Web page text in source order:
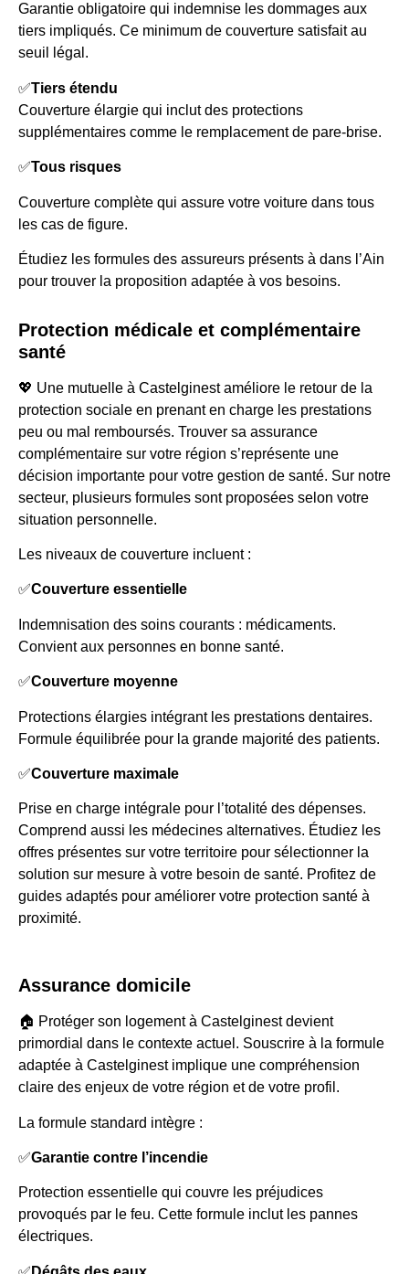
Garantie obligatoire qui indemnise les dommages aux
tiers impliqués. Ce minimum de couverture satisfait au
seuil légal.
✅Tiers étendu
Couverture élargie qui inclut des protections
supplémentaires comme le remplacement de pare-brise.
✅Tous risques
Couverture complète qui assure votre voiture dans tous
les cas de figure.
Étudiez les formules des assureurs présents à dans l’Ain
pour trouver la proposition adaptée à vos besoins.
Protection médicale et complémentaire
santé
💖 Une mutuelle à Castelginest améliore le retour de la
protection sociale en prenant en charge les prestations
peu ou mal remboursés. Trouver sa assurance
complémentaire sur votre région s’représente une
décision importante pour votre gestion de santé. Sur notre
secteur, plusieurs formules sont proposées selon votre
situation personnelle.
Les niveaux de couverture incluent :
✅Couverture essentielle
Indemnisation des soins courants : médicaments.
Convient aux personnes en bonne santé.
✅Couverture moyenne
Protections élargies intégrant les prestations dentaires.
Formule équilibrée pour la grande majorité des patients.
✅Couverture maximale
Prise en charge intégrale pour l’totalité des dépenses.
Comprend aussi les médecines alternatives. Étudiez les
offres présentes sur votre territoire pour sélectionner la
solution sur mesure à votre besoin de santé. Profitez de
guides adaptés pour améliorer votre protection santé à
proximité.
Assurance domicile
🏠 Protéger son logement à Castelginest devient
primordial dans le contexte actuel. Souscrire à la formule
adaptée à Castelginest implique une compréhension
claire des enjeux de votre région et de votre profil.
La formule standard intègre :
✅Garantie contre l’incendie
Protection essentielle qui couvre les préjudices
provoqués par le feu. Cette formule inclut les pannes
électriques.